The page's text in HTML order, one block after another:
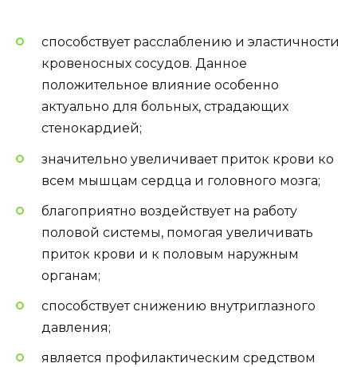
способствует расслаблению и эластичности
кровеносных сосудов. Данное
положительное влияние особенно
актуально для больных, страдающих
стенокардией;
значительно увеличивает приток крови ко
всем мышцам сердца и головного мозга;
благоприятно воздействует на работу
половой системы, помогая увеличивать
приток крови и к половым наружным
органам;
способствует снижению внутриглазного
давления;
является профилактическим средством